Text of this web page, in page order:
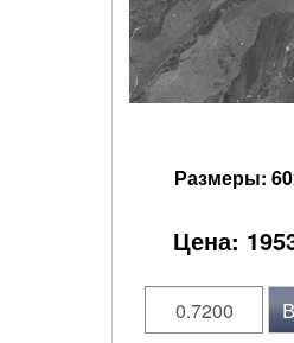
Размеры: 60
Цена: